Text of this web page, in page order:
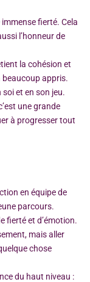
immense fierté. Cela
l’honneur de
la cohésion et
beaucoup appris.
soi et en son jeu.
une grande
à progresser tout
en équipe de
parcours.
fierté et d’émotion.
mais aller
chose
du haut niveau :